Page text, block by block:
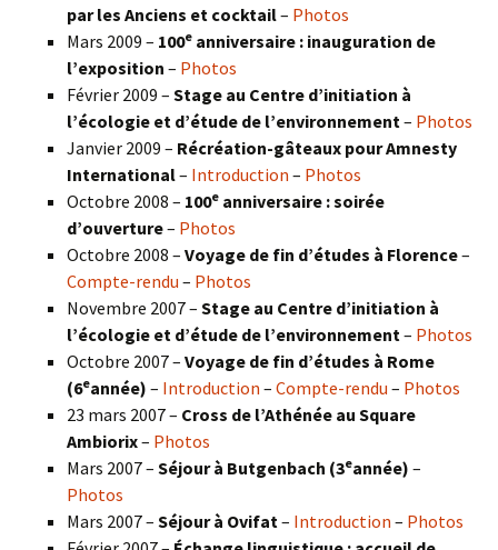
par les Anciens et cocktail– Photos
Mars 2009 – 100e anniversaire : inauguration de
l’exposition – Photos
Février 2009 – Stage au Centre d’initiation à
l’écologie et d’étude de l’environnement – Photos
Janvier 2009 – Récréation-gâteaux pour Amnesty
International– Introduction – Photos
Octobre 2008 – 100e anniversaire : soirée
d’ouverture– Photos
Octobre 2008 – Voyage de fin d’études à Florence–
Compte-rendu – Photos
Novembre 2007 – Stage au Centre d’initiation à
l’écologie et d’étude de l’environnement – Photos
Octobre 2007 – Voyage de fin d’études à Rome
(6eannée) – Introduction – Compte-rendu – Photos
23 mars 2007 – Cross de l’Athénée au Square
Ambiorix– Photos
Mars 2007 – Séjour à Butgenbach (3eannée) –
Photos
Mars 2007 – Séjour à Ovifat – Introduction – Photos